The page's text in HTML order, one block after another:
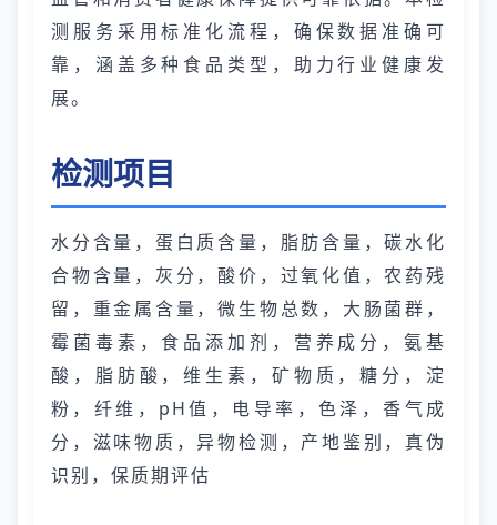
测服务采用标准化流程，确保数据准确可
靠，涵盖多种食品类型，助力行业健康发
展。
检测项目
水分含量，蛋白质含量，脂肪含量，碳水化
合物含量，灰分，酸价，过氧化值，农药残
留，重金属含量，微生物总数，大肠菌群，
霉菌毒素，食品添加剂，营养成分，氨基
酸，脂肪酸，维生素，矿物质，糖分，淀
粉，纤维，pH值，电导率，色泽，香气成
分，滋味物质，异物检测，产地鉴别，真伪
识别，保质期评估